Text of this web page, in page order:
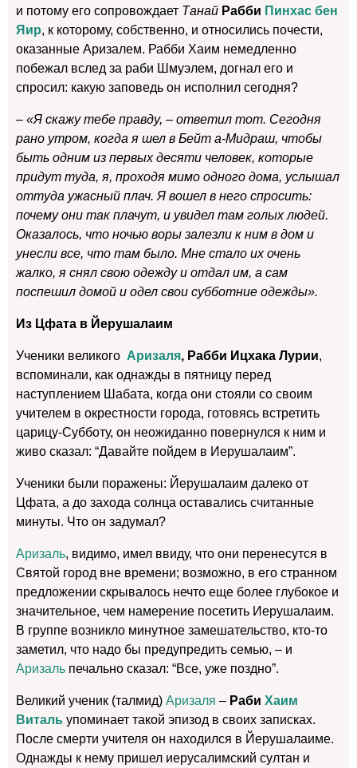
и потому его сопровождает Танай Рабби Пинхас бен
Яир, к которому, собственно, и относились почести,
оказанные Аризалем. Рабби Хаим немедленно
побежал вслед за раби Шмуэлем, догнал его и
спросил: какую заповедь он исполнил сегодня?
– «Я скажу тебе правду, – ответил тот. Сегодня
рано утром, когда я шел в Бейт а-Мидраш, чтобы
быть одним из первых десяти человек, которые
придут туда, я, проходя мимо одного дома, услышал
оттуда ужасный плач. Я вошел в него спросить:
почему они так плачут, и увидел там голых людей.
Оказалось, что ночью воры залезли к ним в дом и
унесли все, что там было. Мне стало их очень
жалко, я снял свою одежду и отдал им, а сам
поспешил домой и одел свои субботние одежды».
Из Цфата в Йерушалаим
Ученики великого Аризаля, Рабби Ицхака Лурии,
вспоминали, как однажды в пятницу перед
наступлением Шабата, когда они стояли со своим
учителем в окрестности города, готовясь встретить
царицу-Субботу, он неожиданно повернулся к ним и
живо сказал: “Давайте пойдем в Иерушалаим”.
Ученики были поражены: Йерушалаим далеко от
Цфата, а до захода солнца оставались считанные
минуты. Что он задумал?
Аризаль, видимо, имел ввиду, что они перенесутся в
Святой город вне времени; возможно, в его странном
предложении скрывалось нечто еще более глубокое и
значительное, чем намерение посетить Иерушалаим.
В группе возникло минутное замешательство, кто-то
заметил, что надо бы предупредить семью, – и
Аризаль печально сказал: “Все, уже поздно”.
Великий ученик (талмид) Аризаля – Раби Хаим
Виталь упоминает такой эпизод в своих записках.
После смерти учителя он находился в Йерушалаиме.
Однажды к нему пришел иерусалимский султан и